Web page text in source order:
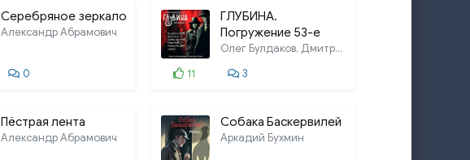
Серебряное зеркало
Александр Абрамович
0
ГЛУБИНА.
Погружение 53-е
Олег Булдаков, Дмитрий Игнатьев,
11
3
Пёстрая лента
Александр Абрамович
Собака Баскервилей
Аркадий Бухмин